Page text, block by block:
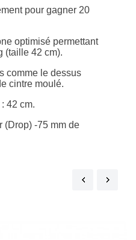
pour gagner 20
optimisé permettant
(taille 42 cm).
comme le dessus
cintre moulé.
42 cm.
(Drop) -75 mm de